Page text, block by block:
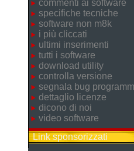
commenti ai software
specifiche tecniche
software non m8k
i più cliccati
ultimi inserimenti
tutti i software
download utility
controlla versione
segnala bug
dettaglio licenze
dicono di noi
video software
Link sponsorizzati